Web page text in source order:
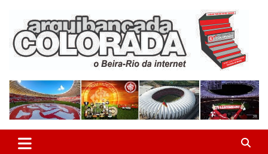
content
Arquibancada Colorada